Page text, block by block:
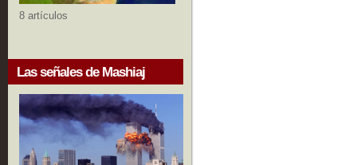
8 artículos
Las señales de Mashiaj